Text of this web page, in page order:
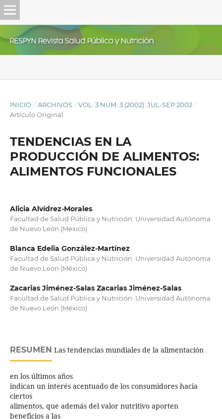
INICIO / ARCHIVOS / VOL. 3 NÚM. 3 (2002): JUL-SEP 2002 /
Artículo Original
TENDENCIAS EN LA
PRODUCCIÓN DE ALIMENTOS:
ALIMENTOS FUNCIONALES
Alicia Alvídrez-Morales
Facultad de Salud Pública y Nutrición. Universidad Autónoma
de Nuevo León (México).
Blanca Edelia González-Martínez
Facultad de Salud Pública y Nutrición. Universidad Autónoma
de Nuevo León (México).
Zacarias Jiménez-Salas Zacarias Jiménez-Salas
Facultad de Salud Pública y Nutrición. Universidad Autónoma
de Nuevo León (México).
RESUMEN Las tendencias mundiales de la alimentación
en los últimos años
indican un interés acentuado de los consumidores hacia
ciertos
alimentos, que además del valor nutritivo aporten
beneficios a las